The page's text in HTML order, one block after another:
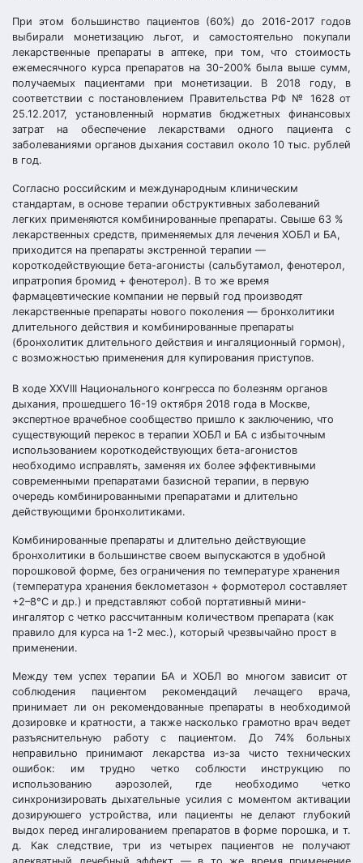
При этом большинство пациентов (60%) до 2016-2017 годов
выбирали монетизацию льгот, и самостоятельно покупали
лекарственные препараты в аптеке, при том, что стоимость
ежемесячного курса препаратов на 30-200% была выше сумм,
получаемых пациентами при монетизации. В 2018 году, в
соответствии с постановлением Правительства РФ № 1628 от
25.12.2017, установленный норматив бюджетных финансовых
затрат на обеспечение лекарствами одного пациента с
заболеваниями органов дыхания составил около 10 тыс. рублей
в год.
Согласно российским и международным клиническим
стандартам, в основе терапии обструктивных заболеваний
легких применяются комбинированные препараты. Свыше 63 %
лекарственных средств, применяемых для лечения ХОБЛ и БА,
приходится на препараты экстренной терапии —
короткодействующие бета-агонисты (сальбутамол, фенотерол,
ипратропия бромид + фенотерол). В то же время
фармацевтические компании не первый год производят
лекарственные препараты нового поколения — бронхолитики
длительного действия и комбинированные препараты
(бронхолитик длительного действия и ингаляционный гормон),
с возможностью применения для купирования приступов.
В ходе ХХVIII Национального конгресса по болезням органов
дыхания, прошедшего 16-19 октября 2018 года в Москве,
экспертное врачебное сообщество пришло к заключению, что
существующий перекос в терапии ХОБЛ и БА с избыточным
использованием короткодействующих бета-агонистов
необходимо исправлять, заменяя их более эффективными
современными препаратами базисной терапии, в первую
очередь комбинированными препаратами и длительно
действующими бронхолитиками.
Комбинированные препараты и длительно действующие
бронхолитики в большинстве своем выпускаются в удобной
порошковой форме, без ограничения по температуре хранения
(температура хранения беклометазон + формотерол составляет
+2–8°С и др.) и представляют собой портативный мини-
ингалятор с четко рассчитанным количеством препарата (как
правило для курса на 1-2 мес.), который чрезвычайно прост в
применении.
Между тем успех терапии БА и ХОБЛ во многом зависит от
соблюдения пациентом рекомендаций лечащего врача,
принимает ли он рекомендованные препараты в необходимой
дозировке и кратности, а также насколько грамотно врач ведет
разъяснительную работу с пациентом. До 74% больных
неправильно принимают лекарства из-за чисто технических
ошибок: им трудно четко соблюсти инструкцию по
использованию аэрозолей, где необходимо четко
синхронизировать дыхательные усилия с моментом активации
дозируюшего устройства, или пациенты не делают глубокий
выдох перед ингалированием препаратов в форме порошка, и т.
д. Как следствие, три из четырех пациентов не получают